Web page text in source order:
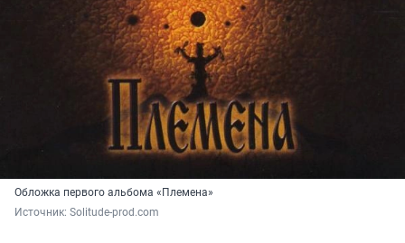
Обложка первого альбома «Племена»
Источник: Solitude-prod.com